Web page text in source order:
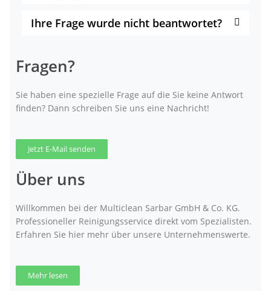
Ihre Frage wurde nicht beantwortet?
Fragen?
Sie haben eine spezielle Frage auf die Sie keine Antwort
finden? Dann schreiben Sie uns eine Nachricht!
Jetzt E-Mail senden
Über uns
Willkommen bei der Multiclean Sarbar GmbH & Co. KG.
Professioneller Reinigungsservice direkt vom Spezialisten.
Erfahren Sie hier mehr über unsere Unternehmenswerte.
Mehr lesen